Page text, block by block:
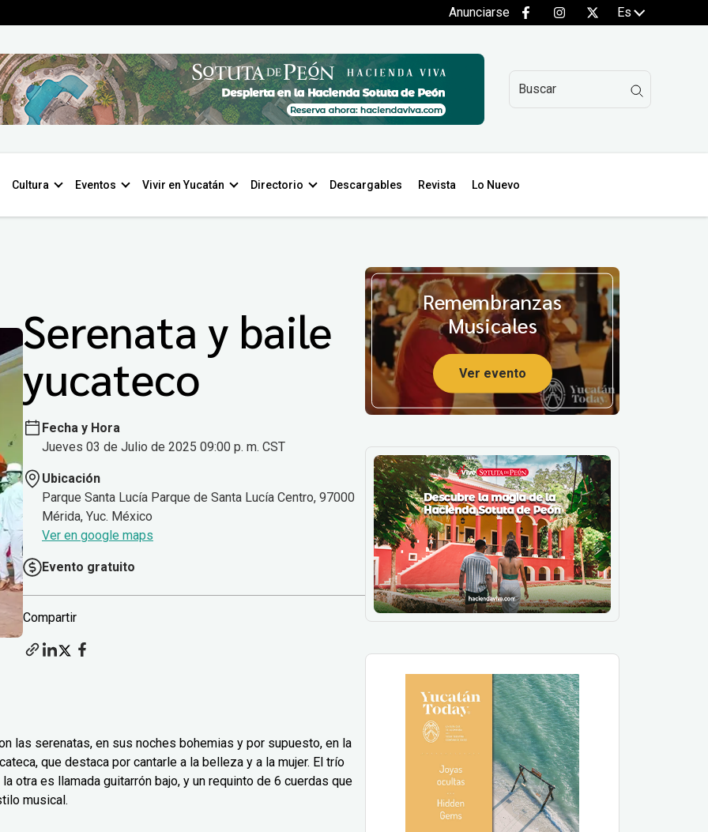
Anunciarse Es
Cultura Eventos Vivir en Yucatán Directorio Descargables Revista Lo Nuevo
Serenata y baile
yucateco
Fecha y Hora
Jueves 03 de Julio de 2025 09:00 p. m. CST
Ubicación
Parque Santa Lucía Parque de Santa Lucía Centro, 97000
Mérida, Yuc. México
Ver en google maps
Evento gratuito
Compartir
las serenatas, en sus noches bohemias y por supuesto, en la
que destaca por cantarle a la belleza y a la mujer. El trío
otra es llamada guitarrón bajo, y un requinto de 6 cuerdas que
musical.
Remembranzas
Musicales
Ver evento